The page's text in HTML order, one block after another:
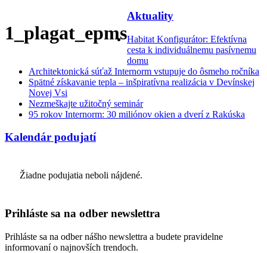
1_plagat_epms
Aktuality
Habitat Konfigurátor: Efektívna
cesta k individuálnemu pasívnemu
domu
Architektonická súťaž Internorm vstupuje do ôsmeho ročníka
Spätné získavanie tepla – inšpiratívna realizácia v Devínskej
Novej Vsi
Nezmeškajte užitočný seminár
95 rokov Internorm: 30 miliónov okien a dverí z Rakúska
Kalendár podujatí
Žiadne podujatia neboli nájdené.
Prihláste sa na odber newslettra
Prihláste sa na odber nášho newslettra a budete pravidelne
informovaní o najnovších trendoch.